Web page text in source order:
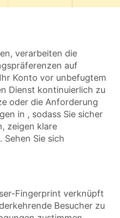
verarbeiten die
auf
Konto vor unbefugtem
Dienst kontinuierlich zu
oder die Anforderung
in , sodass Sie sicher
zeigen klare
Sie sich
Fingerprint verknüpft
Besucher zu